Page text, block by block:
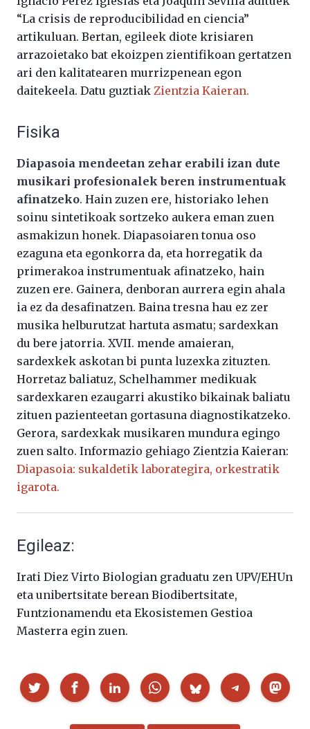
“La crisis de reproducibilidad en ciencia”
artikuluan. Bertan, egileek diote krisiaren
arrazoietako bat ekoizpen zientifikoan gertatzen
ari den kalitatearen murrizpenean egon
daitekeela. Datu guztiak Zientzia Kaieran.
Fisika
Diapasoia mendeetan zehar erabili izan dute
musikari profesionalek beren instrumentuak
afinatzeko. Hain zuzen ere, historiako lehen
soinu sintetikoak sortzeko aukera eman zuen
asmakizun honek. Diapasoiaren tonua oso
ezaguna eta egonkorra da, eta horregatik da
primerakoa instrumentuak afinatzeko, hain
zuzen ere. Gainera, denboran aurrera egin ahala
ia ez da desafinatzen. Baina tresna hau ez zer
musika helburutzat hartuta asmatu; sardexkan
du bere jatorria. XVII. mende amaieran,
sardexkek askotan bi punta luzexka zituzten.
Horretaz baliatuz, Schelhammer medikuak
sardexkaren ezaugarri akustiko bikainak baliatu
zituen pazienteetan gortasuna diagnostikatzeko.
Gerora, sardexkak musikaren mundura egingo
zuen salto. Informazio gehiago Zientzia Kaieran:
Diapasoia: sukaldetik laborategira, orkestratik
igarota.
Egileaz:
Irati Diez Virto Biologian graduatu zen UPV/EHUn
eta unibertsitate berean Biodibertsitate,
Funtzionamendu eta Ekosistemen Gestioa
Masterra egin zuen.
Partekatu